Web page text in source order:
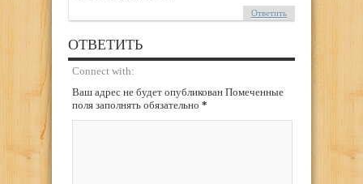
Ответить
ОТВЕТИТЬ
Connect with:
Ваш адрес не будет опубликован Помеченные
поля заполнять обязательно *